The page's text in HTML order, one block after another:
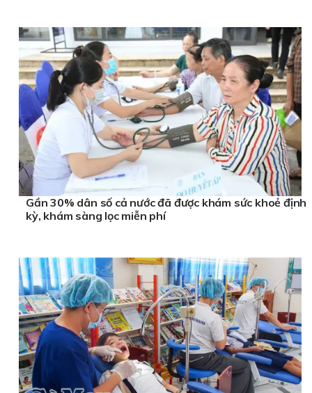
Gần 30% dân số cả nước đã được khám sức khoẻ định
kỳ, khám sàng lọc miễn phí